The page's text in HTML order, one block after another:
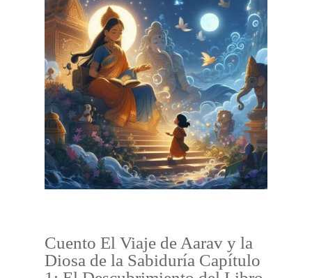
Cuento El Viaje de Aarav y la
Diosa de la Sabiduría Capítulo